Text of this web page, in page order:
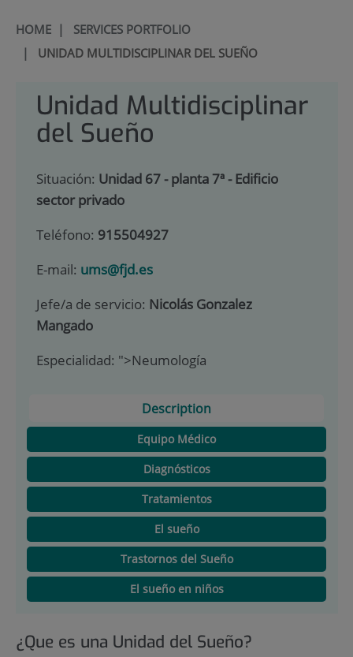
HOME| SERVICES PORTFOLIO
| UNIDAD MULTIDISCIPLINAR DEL SUEÑO
Unidad Multidisciplinar
del Sueño
Situación: Unidad 67 - planta 7ª - Edificio
sector privado
Teléfono: 915504927
E-mail: ums@fjd.es
Jefe/a de servicio: Nicolás Gonzalez
Mangado
Especialidad: ">Neumología
Description
Equipo Médico
Diagnósticos
Tratamientos
El sueño
Trastornos del Sueño
El sueño en niños
¿Que es una Unidad del Sueño?